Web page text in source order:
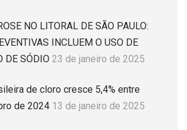
NO LITORAL DE SÃO PAULO:
INCLUEM O USO DE
DE SÓDIO 23 de janeiro de 2025
de cloro cresce 5,4% entre
de 2024 13 de janeiro de 2025